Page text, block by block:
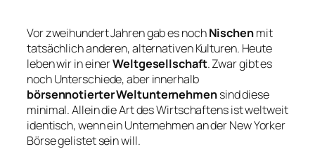
Vor zweihundert Jahren gab es nochNischenmit
tatsächlich anderen, alternativen Kulturen. Heute
leben wir in einerWeltgesellschaft. Zwar gibt es
noch Unterschiede, aber innerhalb
börsennotierter Weltunternehmensind diese
minimal. Allein die Art des Wirtschaftens ist weltweit
identisch, wenn ein Unternehmen an der New Yorker
Börse gelistet sein will.